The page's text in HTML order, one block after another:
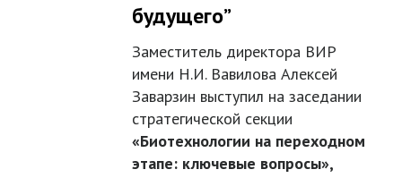
будущего”
Заместитель директора ВИР
имени Н.И. Вавилова Алексей
Заварзин выступил на заседании
стратегической секции
«Биотехнологии на переходном
этапе: ключевые вопросы»,